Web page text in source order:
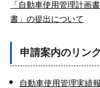
「自動車使用管理計画
書」の提出について
申請案内のリンク
自動車使用管理実績